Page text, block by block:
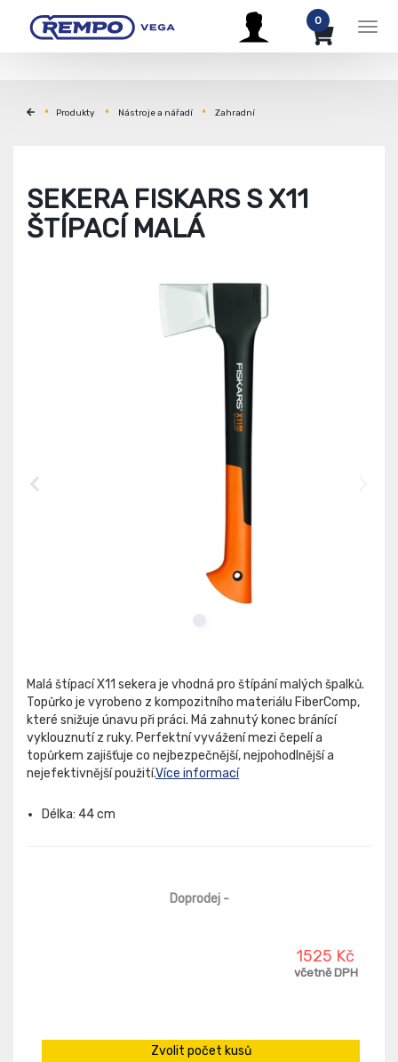
0
Produkty Nástroje a nářadí Zahradní
SEKERA FISKARS S X11
ŠTÍPACÍ MALÁ
Malá štípací X11 sekera je vhodná pro štípání malých špalků.
Topůrko je vyrobeno z kompozitního materiálu FiberComp,
které snižuje únavu při práci. Má zahnutý konec bránící
vyklouznutí z ruky. Perfektní vyvážení mezi čepelí a
topůrkem zajišťuje co nejbezpečnější, nejpohodlnější a
nejefektivnější použití.Více informací
Délka: 44 cm
Doprodej-
1525 Kč
včetně DPH
Zvolit počet kusů